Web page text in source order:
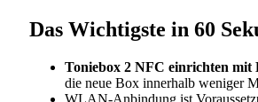
Das Wichtigste in 60
Toniebox 2 NFC einrichten mit
die neue Box innerhalb weniger
WLAN-Anbindung ist